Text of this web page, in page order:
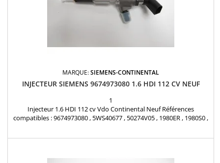
MARQUE:SIEMENS-CONTINENTAL
INJECTEUR SIEMENS 9674973080 1.6 HDI 112 CV NEUF
1
Injecteur 1.6 HDI 112 cv Vdo Continental Neuf Références
compatibles : 9674973080 , 5WS40677 , 50274V05 , 1980ER , 1980S0 ,